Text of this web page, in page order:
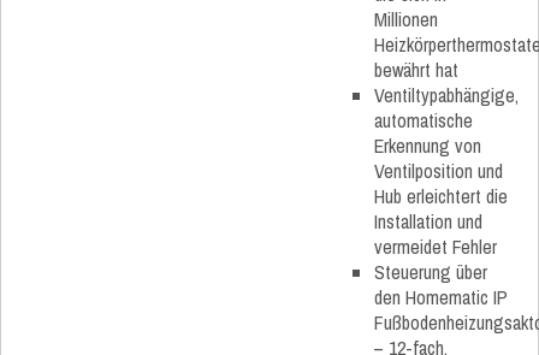
Millionen
bewährt hat
Ventiltypabhängige,
automatische
Erkennung von
Ventilposition und
Hub erleichtert die
Installation und
vermeidet Fehler
Steuerung über
den Homematic IP
– 12-fach,